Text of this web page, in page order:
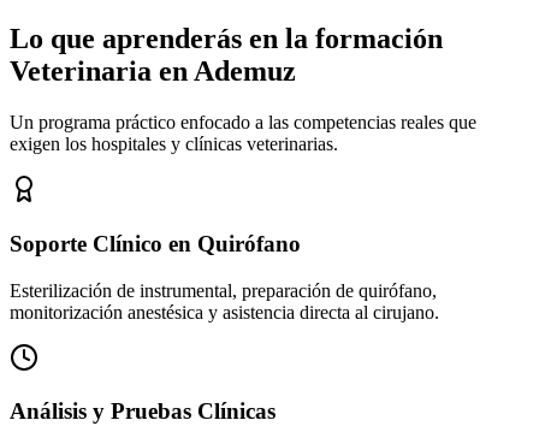
Lo que aprenderás en la formación
Veterinaria en Ademuz
Un programa práctico enfocado a las competencias reales que
exigen los hospitales y clínicas veterinarias.
Soporte Clínico en Quirófano
Esterilización de instrumental, preparación de quirófano,
monitorización anestésica y asistencia directa al cirujano.
Análisis y Pruebas Clínicas